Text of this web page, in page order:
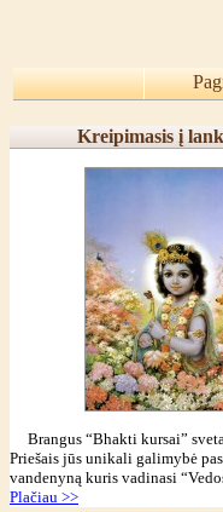
Kreipimasis į
Brangus “Bhakti kursai”
Priešais jūs unikali galimybė
vandenyną kuris vadinasi
Plačiau >>